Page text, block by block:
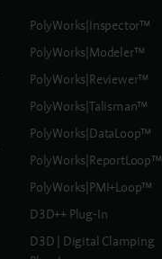
PolyWorks|Inspector™
PolyWorks|Modeler™
PolyWorks|Reviewer™
PolyWorks|Talisman™
PolyWorks|DataLoop™
PolyWorks|ReportLoop™
PolyWorks|PMI+Loop™
D3D++ Plug-In
D3D | Digital Clamping